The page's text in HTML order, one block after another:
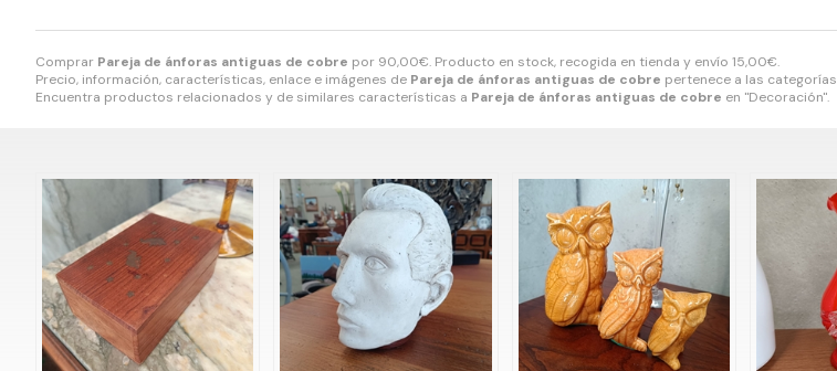
Comprar Pareja de ánforas antiguas de cobre por 90,00€. Producto en stock, recogida en tienda y envío 15,00€.
Precio, información, características, enlace e imágenes de Pareja de ánforas antiguas de cobre pertenece a las categorías
Encuentra productos relacionados y de similares características a Pareja de ánforas antiguas de cobre en "Decoración".